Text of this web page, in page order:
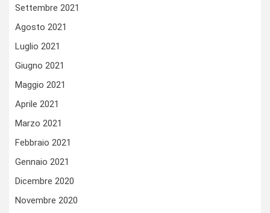
Settembre 2021
Agosto 2021
Luglio 2021
Giugno 2021
Maggio 2021
Aprile 2021
Marzo 2021
Febbraio 2021
Gennaio 2021
Dicembre 2020
Novembre 2020